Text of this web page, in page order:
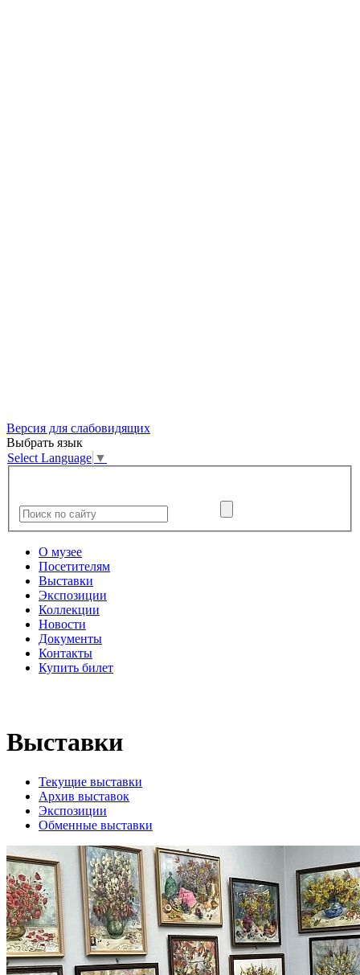
Версия для слабовидящих
Выбрать язык
Select Language ▼
О музее
Посетителям
Выставки
Экспозиции
Коллекции
Новости
Документы
Контакты
Купить билет
Выставки
Текущие выставки
Архив выставок
Экспозиции
Обменные выставки